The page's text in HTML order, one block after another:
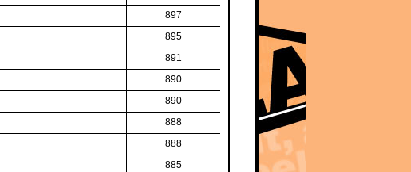
897
895
891
890
890
888
888
885